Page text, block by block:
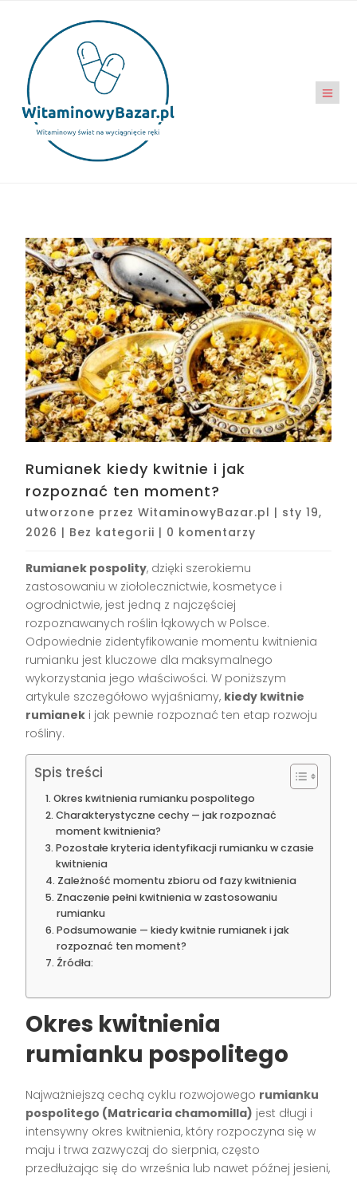
Rumianek kiedy kwitnie i jak
rozpoznać ten moment?
utworzone przezWitaminowyBazar.pl | sty 19,
2026 | Bez kategorii | 0 komentarzy
Rumianek pospolity, dzięki szerokiemu
zastosowaniu w ziołolecznictwie, kosmetyce i
ogrodnictwie, jest jedną z najczęściej
rozpoznawanych roślin łąkowych w Polsce.
Odpowiednie zidentyfikowanie momentu kwitnienia
rumianku jest kluczowe dla maksymalnego
wykorzystania jego właściwości. W poniższym
artykule szczegółowo wyjaśniamy, kiedy kwitnie
rumianek i jak pewnie rozpoznać ten etap rozwoju
rośliny.
Spis treści
Okres kwitnienia rumianku pospolitego
Charakterystyczne cechy — jak rozpoznać
moment kwitnienia?
Pozostałe kryteria identyfikacji rumianku w czasie
kwitnienia
Zależność momentu zbioru od fazy kwitnienia
Znaczenie pełni kwitnienia w zastosowaniu
rumianku
Podsumowanie — kiedy kwitnie rumianek i jak
rozpoznać ten moment?
Źródła:
Okres kwitnienia
rumianku pospolitego
Najważniejszą cechą cyklu rozwojowego rumianku
pospolitego (Matricaria chamomilla) jest długi i
intensywny okres kwitnienia, który rozpoczyna się w
maju i trwa zazwyczaj do sierpnia, często
przedłużając się do września lub nawet późnej jesieni,